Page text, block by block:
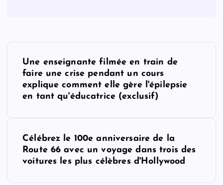
Une enseignante filmée en train de
faire une crise pendant un cours
explique comment elle gère l'épilepsie
en tant qu'éducatrice (exclusif)
Célébrez le 100e anniversaire de la
Route 66 avec un voyage dans trois des
voitures les plus célèbres d'Hollywood